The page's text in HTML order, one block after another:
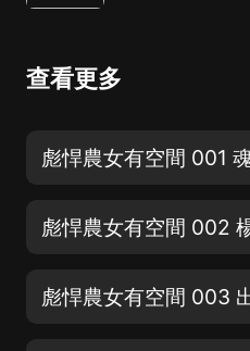
查看更多